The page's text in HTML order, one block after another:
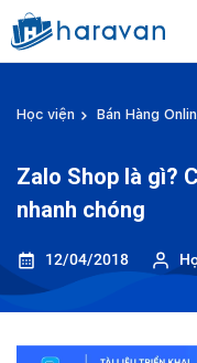
Học viện Bán Hàng
Zalo Shop là gì?
nhanh chóng
12/04/2018